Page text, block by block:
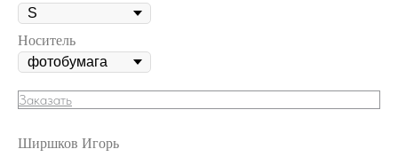
Носитель
Заказать
Ширшков Игорь